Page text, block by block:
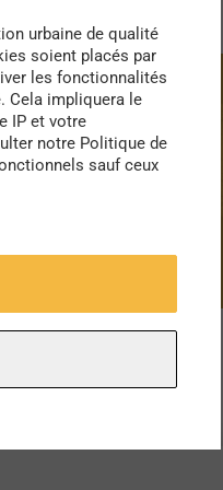
urbaine de qualité
soient placés par
les fonctionnalités
Cela impliquera le
IP et votre
notre Politique de
sauf ceux